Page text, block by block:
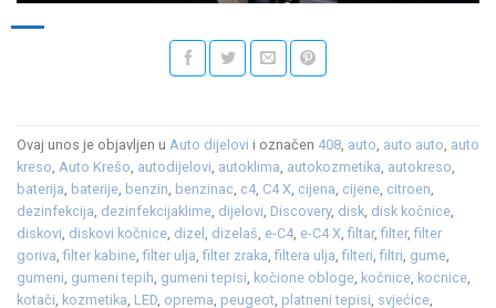
Ovaj unos je objavljen u Auto dijelovi i označen 408 auto auto auto auto
kreso Auto Krešo autodijelovi autoklima autokozmetika autokreso
baterija baterije benzin benzinac c4, C4 X cijena cijene citroen
dezinfekcija dezinfekcijaklime dijelovi Discovery, disk disk kočnice
diskovi diskovi kočnice dizel dizelaš e-C4, e-C4 X ,filtar,filter,filter
goriva ,filter kabine ,filter ulja ,filter zraka ,filtera ulja ,filteri ,filtri gume
gumeni gumeni tepih gumeni tepisi kočione obloge kočnice kocnice
kotači kozmetika LED oprema peugeot platneni tepisi svjećice